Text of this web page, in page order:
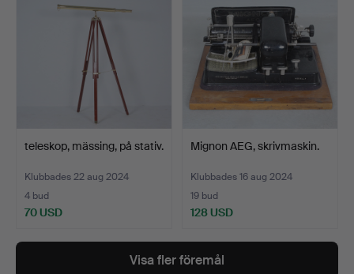
teleskop, mässing, på stativ.
Klubbades 22 aug 2024
4 bud
70 USD
Mignon AEG, skrivmaskin.
Klubbades 16 aug 2024
19 bud
128 USD
Visa fler föremål